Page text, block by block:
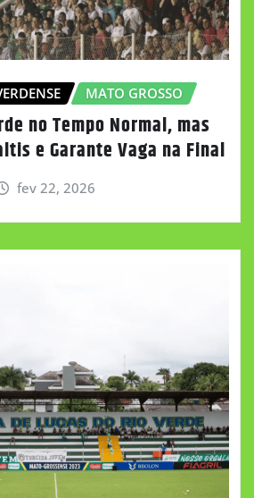
MATO GROSSO
no Tempo Normal, mas
e Garante Vaga na Final
fev 22, 2026